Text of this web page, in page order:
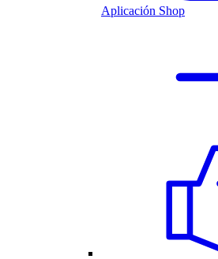
Aplicación Shop